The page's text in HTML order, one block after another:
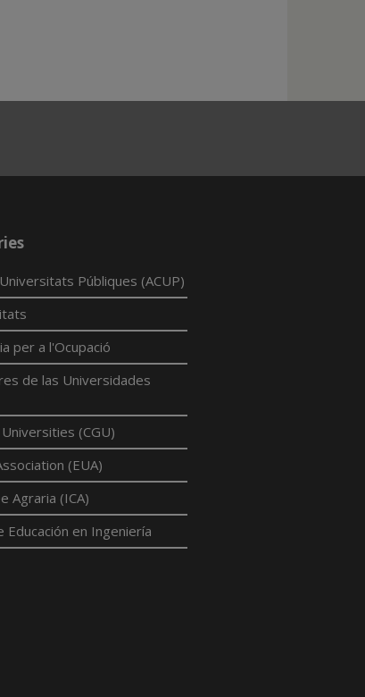
Públiques (ACUP)
per a l'Ocupació
de las Universidades
(CGU)
(EUA)
Agraria (ICA)
Educación en Ingeniería